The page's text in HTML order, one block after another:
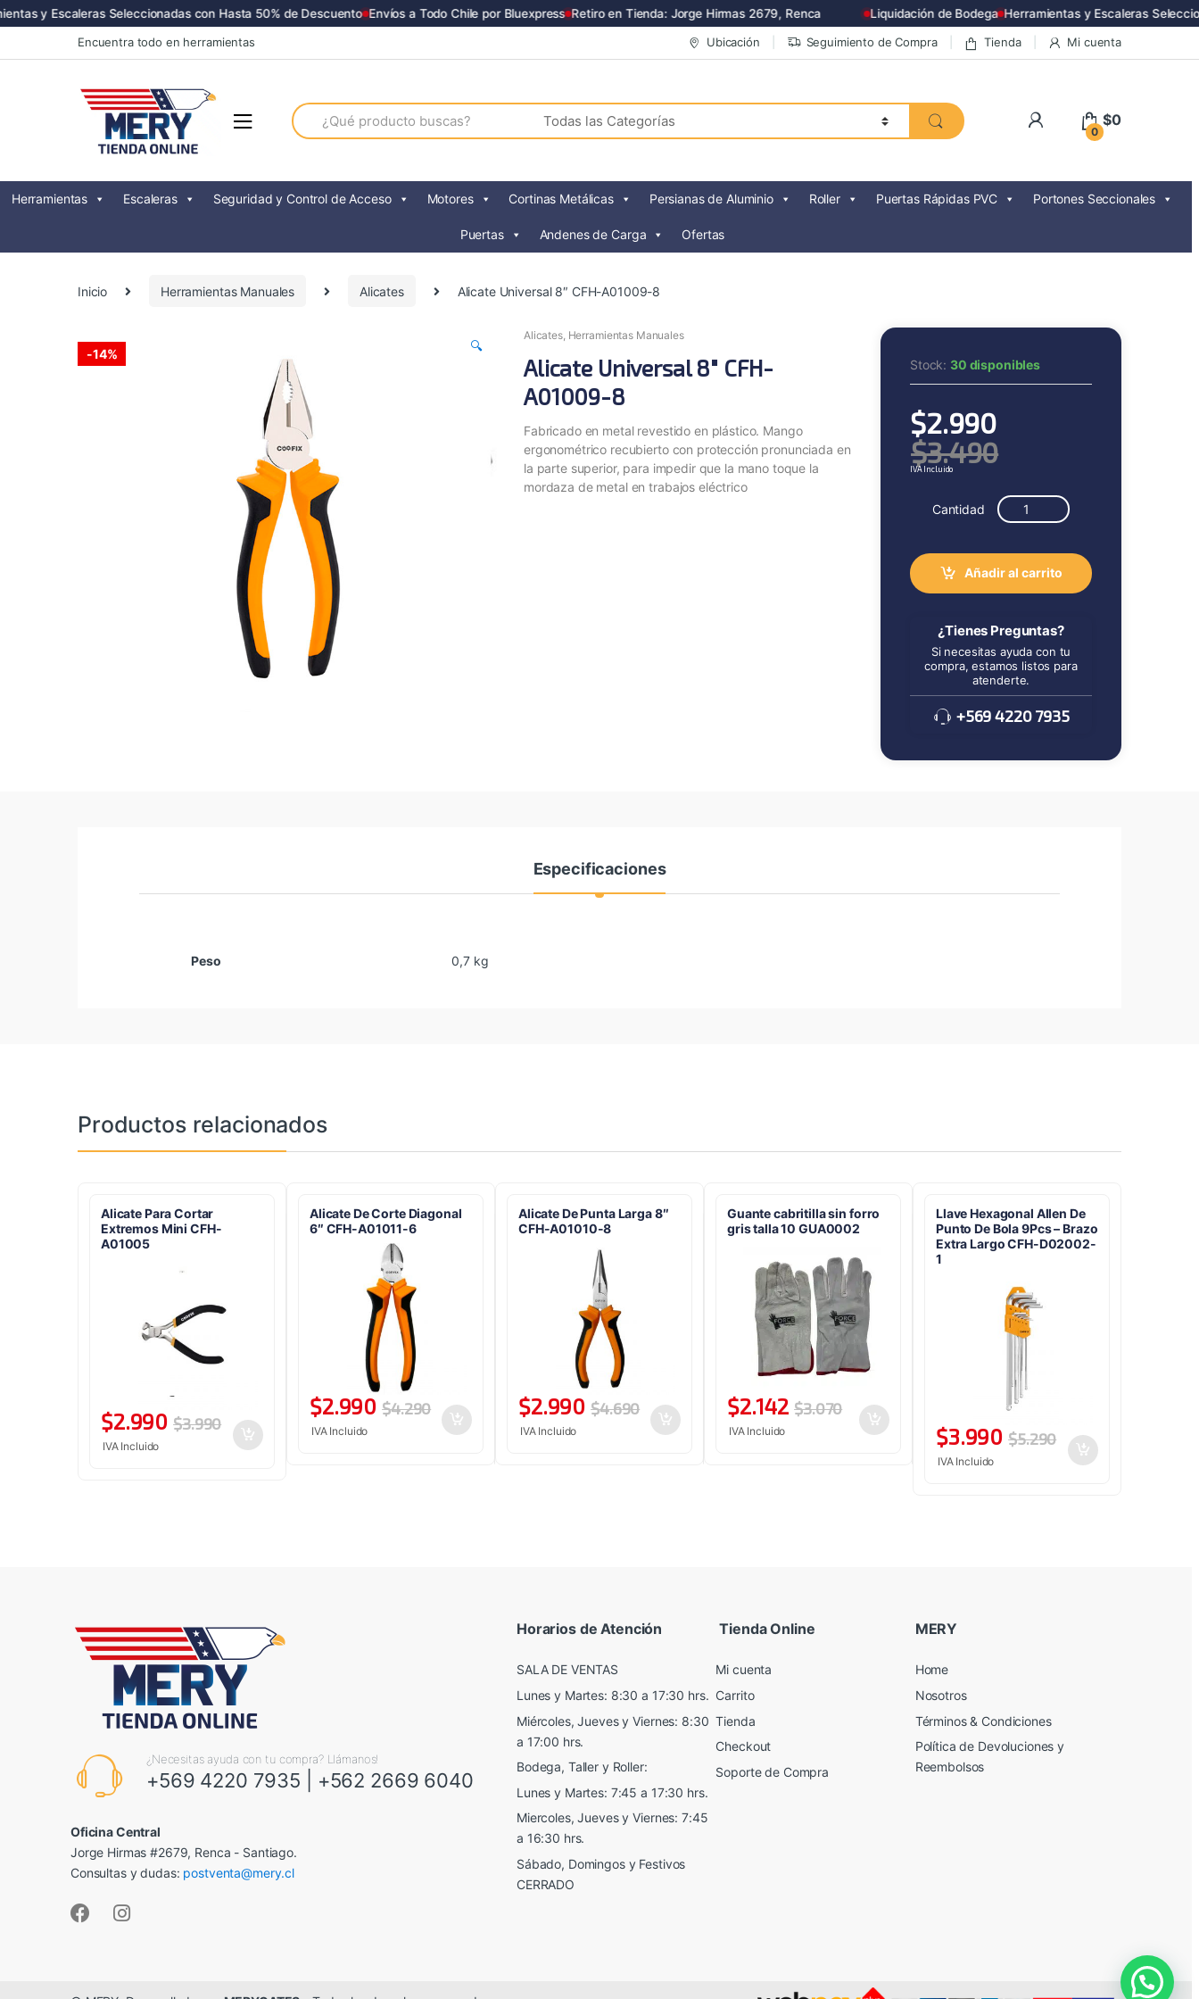
y Escaleras Seleccionadas con Hasta 50% de Descuento Envíos a Todo Chile por Bluexpress Retiro en Tienda: Jorge Hirmas 2679, Renca Liquidación de Bodega Herramientas y Escaleras
to
to
Encuentra todo en herramientas Ubicación Seguimiento de Compra Tienda Mi cuenta
Search
for:
0
$0
Herramientas Escaleras Seguridad y Control de Acceso Motores Cortinas Metálicas Persianas de Aluminio Roller Puertas Rápidas PVC Portones Seccionales
Puertas Andenes de Carga Ofertas
Inicio Herramientas Manuales Alicates Alicate Universal 8″ CFH-A01009-8
-14%
🔍
Alicates, Herramientas Manuales
Alicate Universal 8″ CFH-
A01009-8
Fabricado en metal revestido en plástico. Mango
ergonométrico recubierto con protección pronunciada en
la parte superior, para impedir que la mano toque la
mordaza de metal en trabajos eléctrico
Stock: 30 disponibles
$2.990
$3.490
IVA Incluido
Cantidad
Añadir al carrito
¿Tienes Preguntas?
Si necesitas ayuda con tu
compra, estamos listos para
atenderte.
+569 4220 7935
Especificaciones
Peso 0,7 kg
Productos relacionados
Alicate Para Cortar
Extremos Mini CFH-
A01005
$2.990 $3.990
IVA Incluido
Alicate De Corte Diagonal
6″ CFH-A01011-6
$2.990 $4.290
IVA Incluido
Alicate De Punta Larga 8″
CFH-A01010-8
$2.990 $4.690
IVA Incluido
Guante cabritilla sin forro
gris talla 10 GUA0002
$2.142 $3.070
IVA Incluido
Llave Hexagonal Allen De
Punto De Bola 9Pcs – Brazo
Extra Largo CFH-D02002-
1
$3.990 $5.290
IVA Incluido
¿Necesitas ayuda con tu compra? Llámanos!
+569 4220 7935 +562 2669 6040
Oficina Central
Jorge Hirmas #2679, Renca - Santiago.
Consultas y dudas: postventa@mery.cl
Horarios de Atención
SALA DE VENTAS
Lunes y Martes: 8:30 a 17:30 hrs.
Miércoles, Jueves y Viernes: 8:30
a 17:00 hrs.
Bodega, Taller y Roller:
Lunes y Martes: 7:45 a 17:30 hrs.
Miercoles, Jueves y Viernes: 7:45
a 16:30 hrs.
Sábado, Domingos y Festivos
CERRADO
Tienda Online
Mi cuenta
Carrito
Tienda
Checkout
Soporte de Compra
MERY
Home
Nosotros
Términos & Condiciones
Política de Devoluciones y
Reembolsos